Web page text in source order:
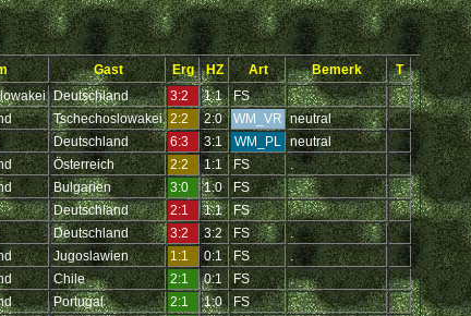
Gast Erg HZ Art Bemerk
T
Deutschland 3:2 1:1 FS
.
Tschechoslowakei 2:2 2:0 WM_VR neutral
Deutschland 6:3 3:1 WM_PL neutral
Österreich 2:2 1:1 FS
.
Bulgarien 3:0 1:0 FS
.
Deutschland 2:1 1:1 FS
.
Deutschland 3:2 3:2 FS
.
Jugoslawien 1:1 0:1 FS
.
Chile 2:1 0:1 FS
.
Portugal 2:1 1:0 FS
.